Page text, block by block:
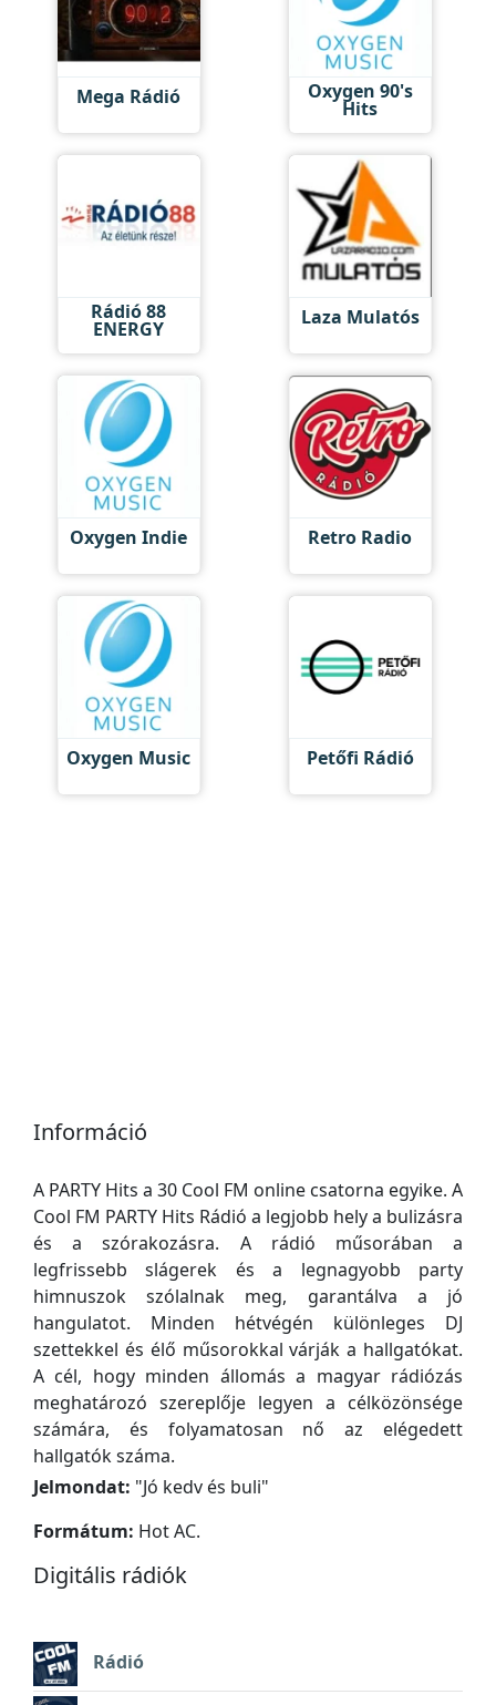
Mega Rádió Oxygen 90's
Hits
Rádió 88
ENERGY Laza Mulatós
Oxygen Indie Retro Radio
Oxygen Music Petőfi Rádió
Információ
A PARTY Hits a 30 Cool FM online csatorna egyike. A
Cool FM PARTY Hits Rádió a legjobb hely a bulizásra
és a szórakozásra. A rádió műsorában a
legfrissebb slágerek és a legnagyobb party
himnuszok szólalnak meg, garantálva a jó
hangulatot. Minden hétvégén különleges DJ
szettekkel és élő műsorokkal várják a hallgatókat.
A cél, hogy minden állomás a magyar rádiózás
meghatározó szereplője legyen a célközönsége
számára, és folyamatosan nő az elégedett
hallgatók száma.
Jelmondat: "Jó kedv és buli"
Formátum: Hot AC.
Digitális rádiók
Rádió